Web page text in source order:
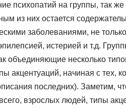
психопатий на группы, так
из них остается
заболеваниями, не
истерией и т.д.
объединяющие несколько
акцентуаций, начиная с
последних). Заметим,
взрослых людей, типы